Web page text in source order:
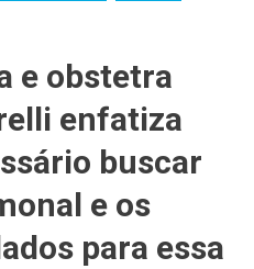
e obstetra
enfatiza
buscar
e os
para essa